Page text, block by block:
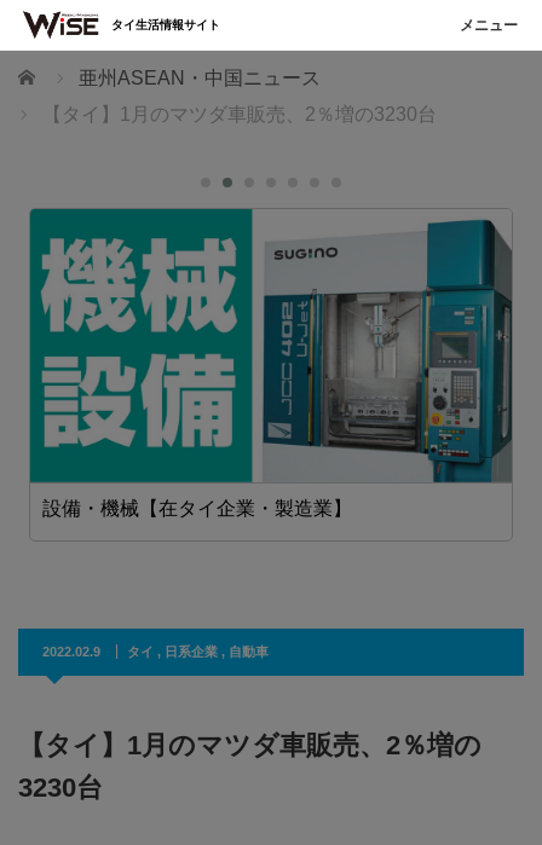
ホーム
亜州ASEAN・中国ニュース
【タイ】1月のマツダ車販売、2％増の3230台
設備・機械【在タイ企業・製造業】
2022.02.9 タイ , 日系企業 , 自動車
【タイ】1月のマツダ車販売、2％増の
3230台
タイ生活情報サイト